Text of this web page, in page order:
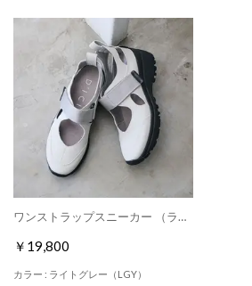
ワンストラップスニーカー （ライトグレー）
￥19,800
カラー : ライトグレー（LGY）